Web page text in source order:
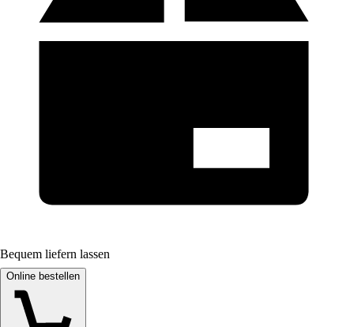
Bequem liefern lassen
Online bestellen